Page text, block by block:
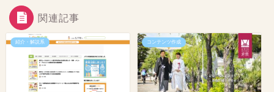
関連記事
紹介・解説系 コンテンツ作成